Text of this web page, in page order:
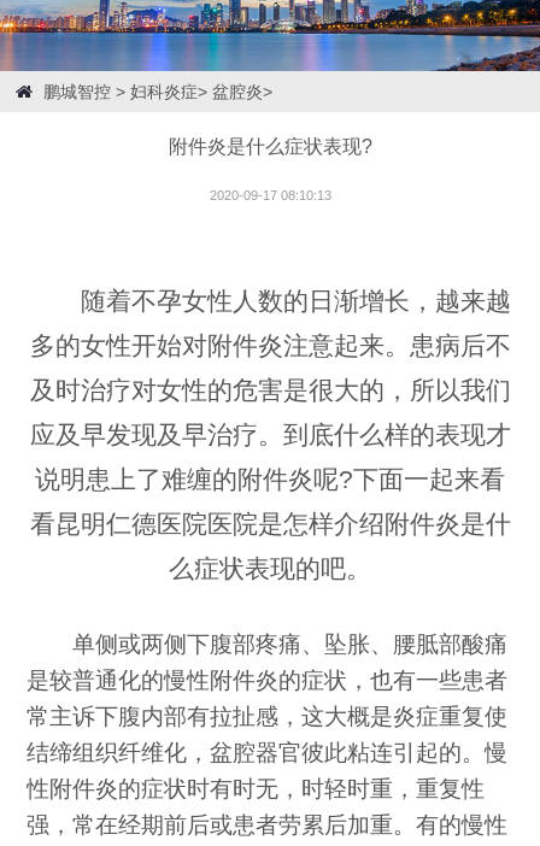
鹏城智控> 妇科炎症> 盆腔炎>
附件炎是什么症状表现?
2020-09-17 08:10:13
随着不孕女性人数的日渐增长，越来越
多的女性开始对附件炎注意起来。患病后不
及时治疗对女性的危害是很大的，所以我们
应及早发现及早治疗。到底什么样的表现才
说明患上了难缠的附件炎呢?下面一起来看
看昆明仁德医院医院是怎样介绍附件炎是什
么症状表现的吧。
单侧或两侧下腹部疼痛、坠胀、腰胝部酸痛
是较普通化的慢性附件炎的症状，也有一些患者
常主诉下腹内部有拉扯感，这大概是炎症重复使
结缔组织纤维化，盆腔器官彼此粘连引起的。慢
性附件炎的症状时有时无，时轻时重，重复性
强，常在经期前后或患者劳累后加重。有的慢性